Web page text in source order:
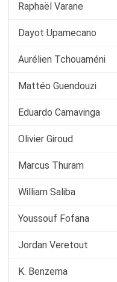
Raphaël Varane
Dayot Upamecano
Aurélien Tchouaméni
Mattéo Guendouzi
Eduardo Camavinga
Olivier Giroud
Marcus Thuram
William Saliba
Youssouf Fofana
Jordan Veretout
K. Benzema